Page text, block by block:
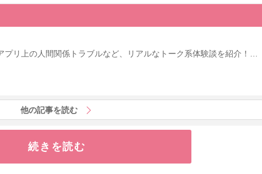
プリ上の人間関係トラブルなど、リアルなトーク系体験談を紹介！…
他の記事を読む
続きを読む